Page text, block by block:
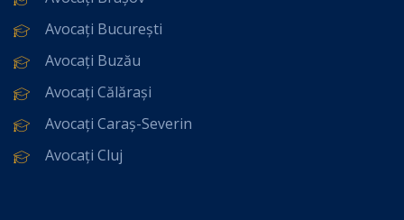
Avocați București
Avocați Buzău
Avocați Călărași
Avocați Caraș-Severin
Avocați Cluj